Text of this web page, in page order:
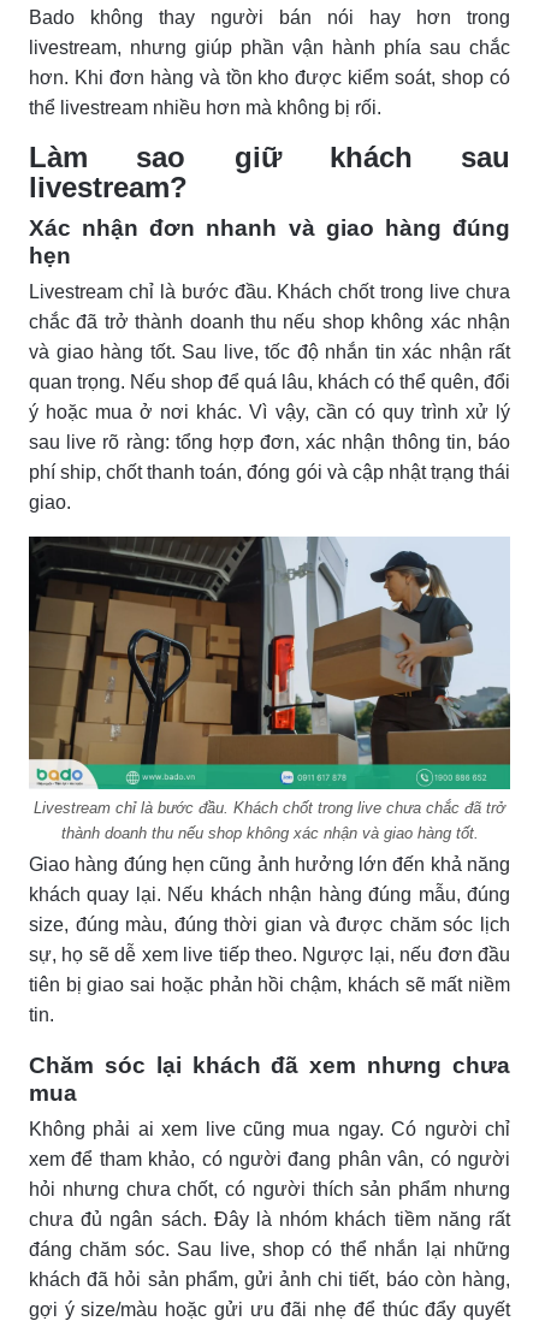
Bado không thay người bán nói hay hơn trong
livestream, nhưng giúp phần vận hành phía sau chắc
hơn. Khi đơn hàng và tồn kho được kiểm soát, shop có
thể livestream nhiều hơn mà không bị rối.
Làm sao giữ khách sau
livestream?
Xác nhận đơn nhanh và giao hàng đúng
hẹn
Livestream chỉ là bước đầu. Khách chốt trong live chưa
chắc đã trở thành doanh thu nếu shop không xác nhận
và giao hàng tốt. Sau live, tốc độ nhắn tin xác nhận rất
quan trọng. Nếu shop để quá lâu, khách có thể quên, đổi
ý hoặc mua ở nơi khác. Vì vậy, cần có quy trình xử lý
sau live rõ ràng: tổng hợp đơn, xác nhận thông tin, báo
phí ship, chốt thanh toán, đóng gói và cập nhật trạng thái
giao.
Livestream chỉ là bước đầu. Khách chốt trong live chưa chắc đã trở
thành doanh thu nếu shop không xác nhận và giao hàng tốt.
Giao hàng đúng hẹn cũng ảnh hưởng lớn đến khả năng
khách quay lại. Nếu khách nhận hàng đúng mẫu, đúng
size, đúng màu, đúng thời gian và được chăm sóc lịch
sự, họ sẽ dễ xem live tiếp theo. Ngược lại, nếu đơn đầu
tiên bị giao sai hoặc phản hồi chậm, khách sẽ mất niềm
tin.
Chăm sóc lại khách đã xem nhưng chưa
mua
Không phải ai xem live cũng mua ngay. Có người chỉ
xem để tham khảo, có người đang phân vân, có người
hỏi nhưng chưa chốt, có người thích sản phẩm nhưng
chưa đủ ngân sách. Đây là nhóm khách tiềm năng rất
đáng chăm sóc. Sau live, shop có thể nhắn lại những
khách đã hỏi sản phẩm, gửi ảnh chi tiết, báo còn hàng,
gợi ý size/màu hoặc gửi ưu đãi nhẹ để thúc đẩy quyết